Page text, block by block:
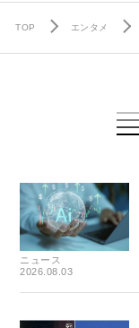
TOP エンタメ
ニュース
2026.08.03